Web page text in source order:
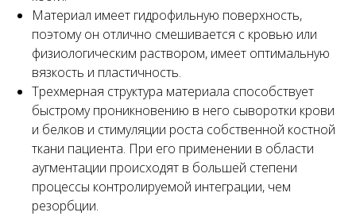
Материал имеет гидрофильную поверхность,
поэтому он отлично смешивается с кровью или
физиологическим раствором, имеет оптимальную
вязкость и пластичность.
Трехмерная структура материала способствует
быстрому проникновению в него сыворотки крови
и белков и стимуляции роста собственной костной
ткани пациента. При его применении в области
аугментации происходят в большей степени
процессы контролируемой интеграции, чем
резорбции.